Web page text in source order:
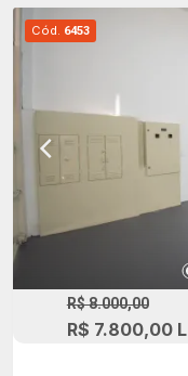
Cód. 6453
R$ 8.000,00
R$ 7.800,00 L